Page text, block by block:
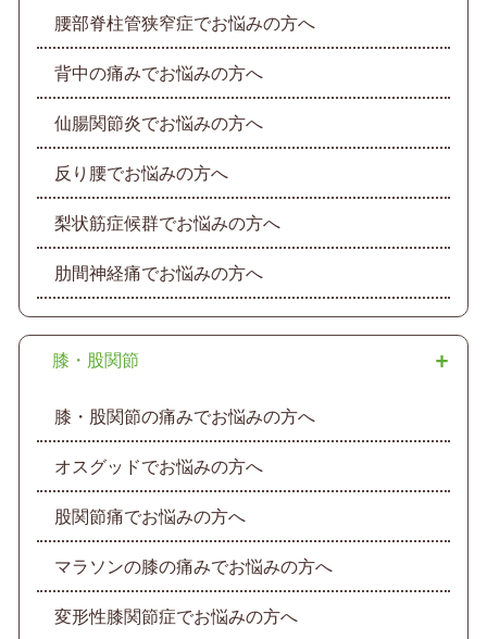
腰部脊柱管狭窄症でお悩みの方へ
背中の痛みでお悩みの方へ
仙腸関節炎でお悩みの方へ
反り腰でお悩みの方へ
梨状筋症候群でお悩みの方へ
肋間神経痛でお悩みの方へ
膝・股関節
膝・股関節の痛みでお悩みの方へ
オスグッドでお悩みの方へ
股関節痛でお悩みの方へ
マラソンの膝の痛みでお悩みの方へ
変形性膝関節症でお悩みの方へ